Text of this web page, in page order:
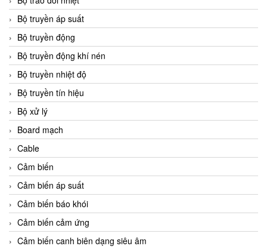
Bộ truyền áp suất
Bộ truyền động
Bộ truyền động khí nén
Bộ truyền nhiệt độ
Bộ truyền tín hiệu
Bộ xử lý
Board mạch
Cable
Cảm biến
Cảm biến áp suất
Cảm biến báo khói
Cảm biến cảm ứng
Cảm biến canh biên dạng siêu âm